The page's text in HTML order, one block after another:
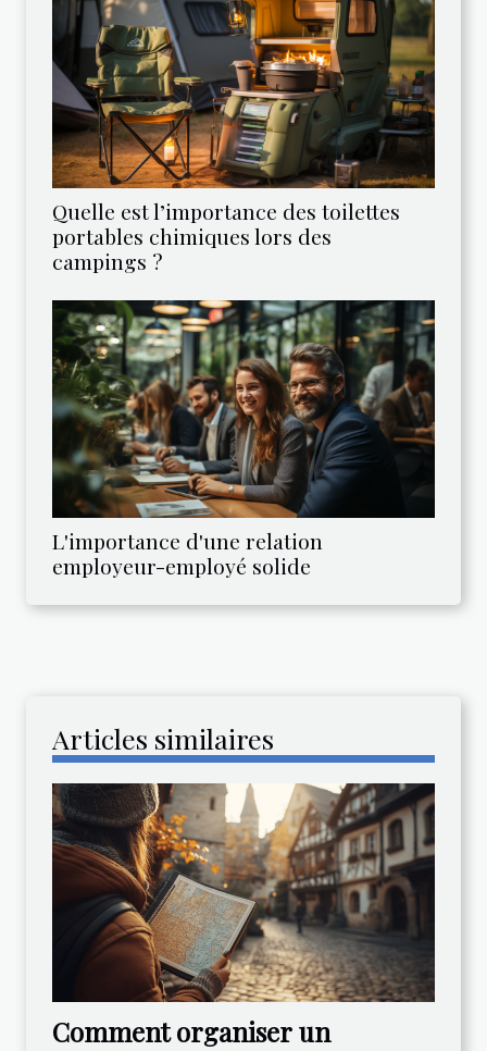
Quelle est l’importance des toilettes
portables chimiques lors des
campings ?
L'importance d'une relation
employeur-employé solide
Articles similaires
Comment organiser un